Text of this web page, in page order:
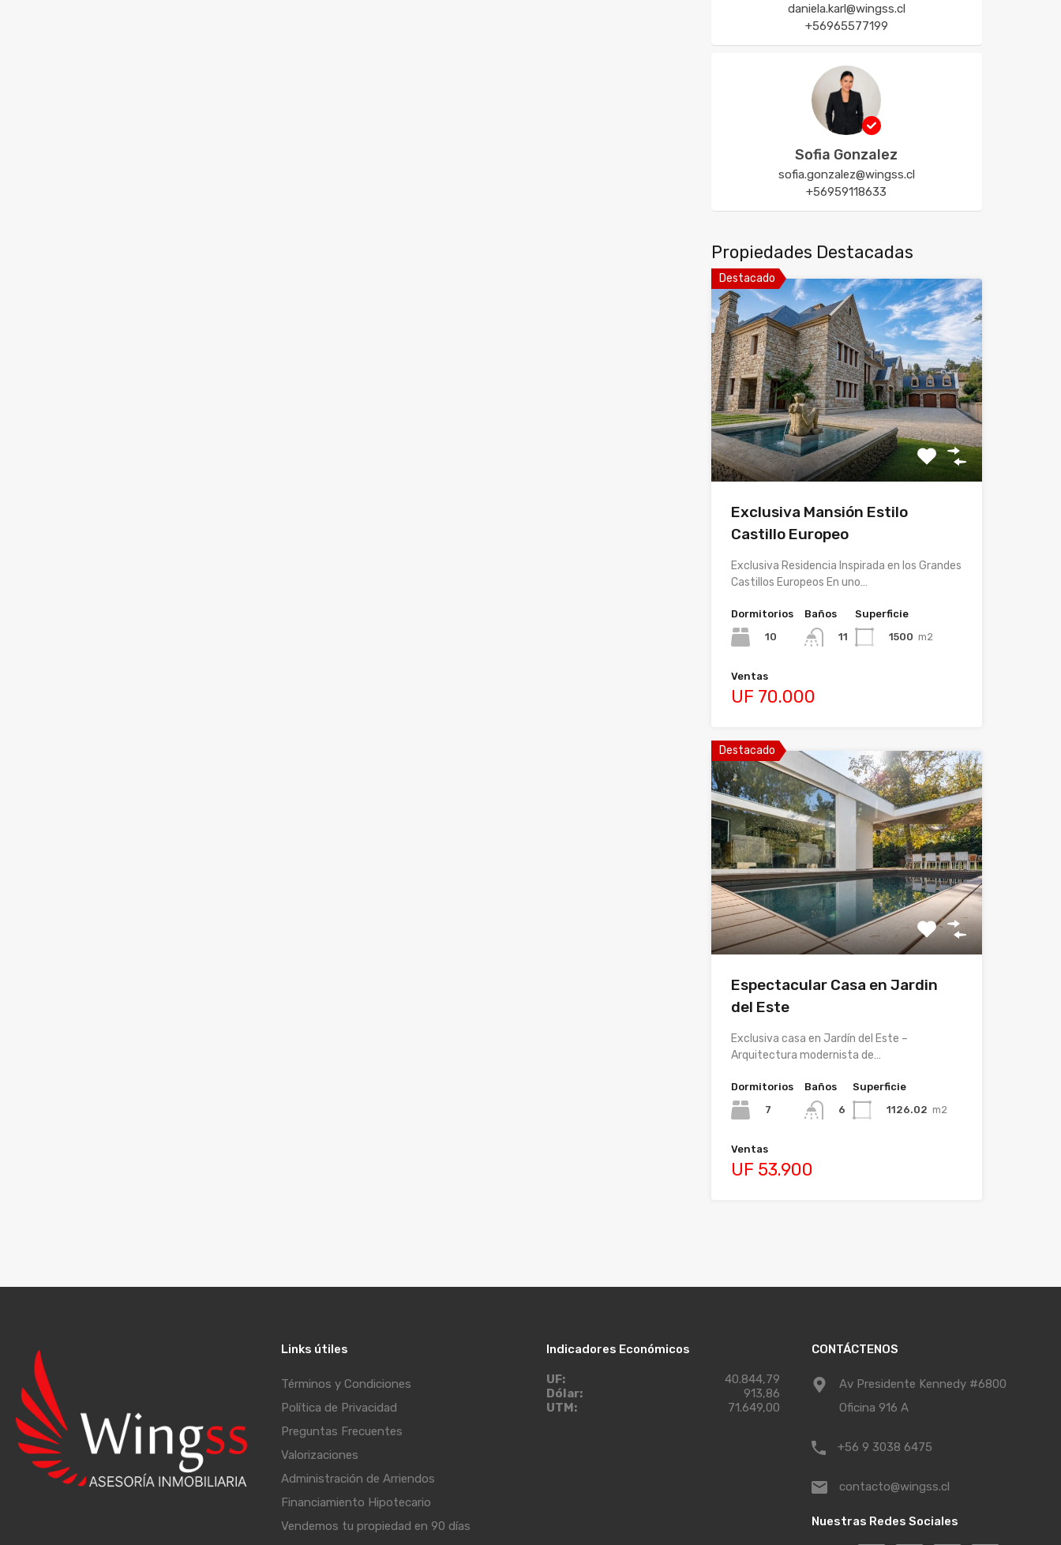
daniela.karl@wingss.cl
+56965577199
Sofia Gonzalez
sofia.gonzalez@wingss.cl
+56959118633
Propiedades Destacadas
Destacado
Exclusiva Mansión Estilo
Castillo Europeo
Exclusiva Residencia Inspirada en los Grandes
Castillos Europeos En uno…
Dormitorios
10
Baños
11
Superficie
1500 m2
Ventas
UF 70.000
Destacado
Espectacular Casa en Jardin
del Este
Exclusiva casa en Jardín del Este –
Arquitectura modernista de…
Dormitorios
7
Baños
6
Superficie
1126.02 m2
Ventas
UF 53.900
Links útiles
Términos y Condiciones
Política de Privacidad
Preguntas Frecuentes
Valorizaciones
Administración de Arriendos
Financiamiento Hipotecario
Vendemos tu propiedad en 90 días
Indicadores Económicos
UF:
40.844,79
Dólar:
913,86
UTM:
71.649,00
CONTÁCTENOS
Av Presidente Kennedy #6800
Oficina 916 A
+56 9 3038 6475
contacto@wingss.cl
Nuestras Redes Sociales